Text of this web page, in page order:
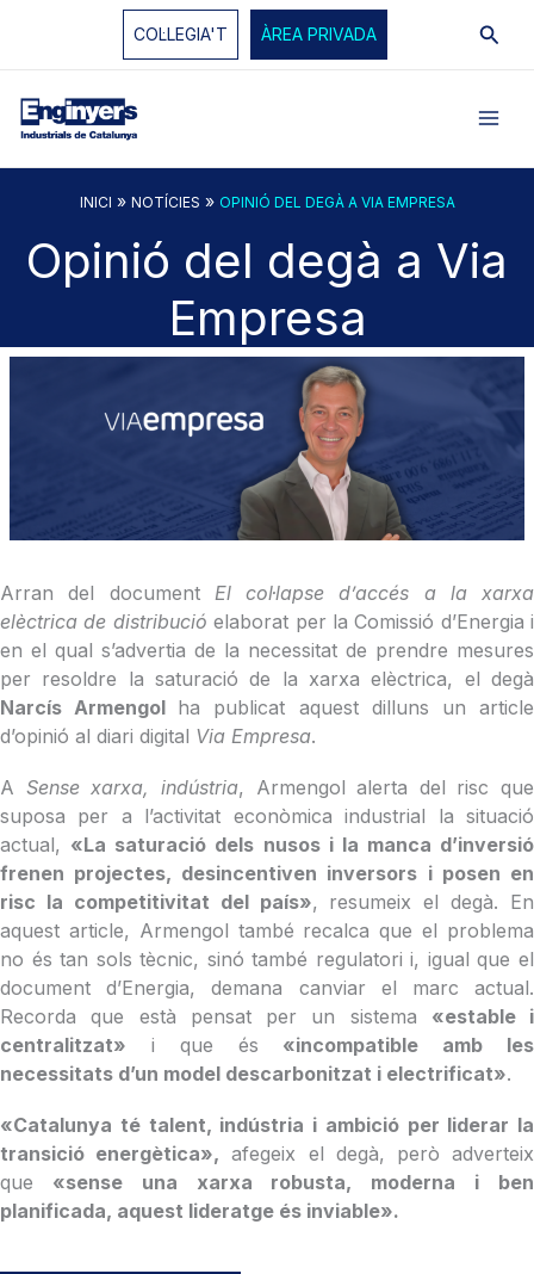
COL·LEGIA'T ÀREA PRIVADA
INICI » NOTÍCIES » OPINIÓ DEL DEGÀ A VIA EMPRESA
Opinió del degà a Via
Empresa
Arran del documentEl col·lapse d’accés a la xarxa
elèctrica de distribucióelaborat per la Comissió d’Energia i
en el qual s’advertia de la necessitat de prendre mesures
per resoldre la saturació de la xarxa elèctrica, el degà
Narcís Armengol ha publicat aquest dilluns un article
d’opinió al diari digital Via Empresa.
A Sense xarxa, indústria, Armengol alerta del risc que
suposa per a l’activitat econòmica industrial la situació
actual, «La saturació dels nusos i la manca d’inversió
frenen projectes, desincentiven inversors i posen en
risc la competitivitat del país», resumeix el degà. En
aquest article, Armengol també recalca que el problema
no és tan sols tècnic, sinó també regulatori i, igual que el
document d’Energia, demana canviar el marc actual.
Recorda que està pensat per un sistema «estable i
centralitzat» i que és «incompatible amb les
necessitats d’un model descarbonitzat i electrificat».
«Catalunya té talent, indústria i ambició per liderar la
transició energètica», afegeix el degà, però adverteix
que «sense una xarxa robusta, moderna i ben
planificada, aquest lideratge és inviable».